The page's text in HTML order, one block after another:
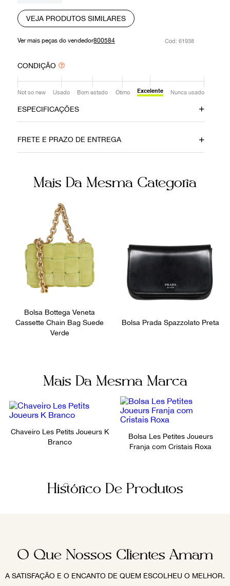
VEJA PRODUTOS SIMILARES
Ver mais peças do vendedor800584 : 61938
CONDIÇÃO
Not so new Usado Bom estado Ótimo Excelente Nunca usado
ESPECIFICAÇÕES
22032021 Couro
Vermelho Imã
Itens Inclusos
Dustbag
Ocasião
Dia a Dia
FRETE E PRAZO DE ENTREGA
Mais Da Mesma Categoria
Bolsa Bottega Veneta
Cassette Chain Bag Suede
Verde
Bolsa Prada Spazzolato Preta
Mais Da Mesma Marca
Chaveiro Les Petits Joueurs K
Branco
Bolsa Les Petites Joueurs
Franja com Cristais Roxa
Histórico De Produtos
O Que Nossos Clientes Amam
A SATISFAÇÃO E O ENCANTO DE QUEM ESCOLHEU O MELHOR.